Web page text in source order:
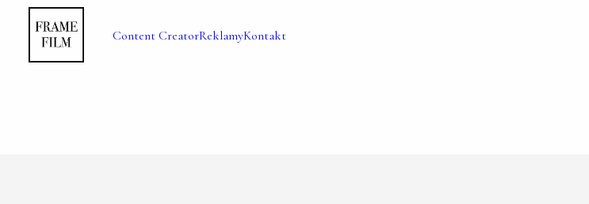
Content CreatorReklamyKontakt